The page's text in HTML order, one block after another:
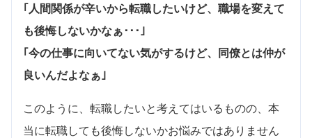
｢人間関係が辛いから転職したいけど、 職場を変えて
も後悔しないかなぁ･･･ ｣
｢今の仕事に向いてない気がするけど、同僚とは仲が
良いんだよなぁ｣
このように、転職したいと考えてはいるものの、本
当に転職しても後悔しないかお悩みではありません